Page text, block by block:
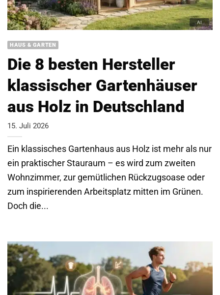
HAUS & GARTEN
Die 8 besten Hersteller
klassischer Gartenhäuser
aus Holz in Deutschland
15. Juli 2026
Ein klassisches Gartenhaus aus Holz ist mehr als nur
ein praktischer Stauraum – es wird zum zweiten
Wohnzimmer, zur gemütlichen Rückzugsoase oder
zum inspirierenden Arbeitsplatz mitten im Grünen.
Doch die...